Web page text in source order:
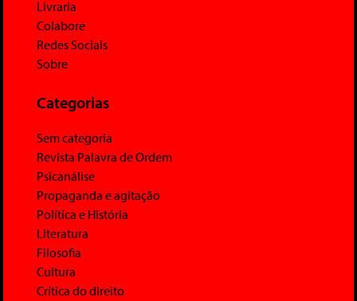
Livraria
Colabore
Redes Sociais
Sobre
Categorias
Sem categoria
Revista Palavra de Ordem
Psicanálise
Propaganda e agitação
Política e História
Literatura
Filosofia
Cultura
Crítica do direito